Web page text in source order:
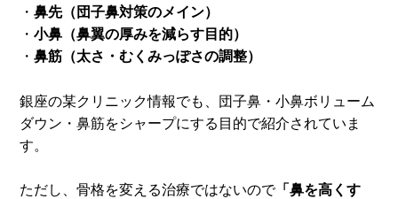
・鼻先（団子鼻対策のメイン）
・小鼻（鼻翼の厚みを減らす目的）
・鼻筋（太さ・むくみっぽさの調整）
銀座の某クリニック情報でも、団子鼻・小鼻ボリューム
ダウン・鼻筋をシャープにする目的で紹介されていま
す。
ただし、骨格を変える治療ではないので「鼻を高くす